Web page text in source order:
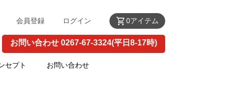
shopping_cart0アイテム
会員登録 ログイン
お問い合わせ 0267-67-3324(平日8-17時)
セプト お問い合わせ